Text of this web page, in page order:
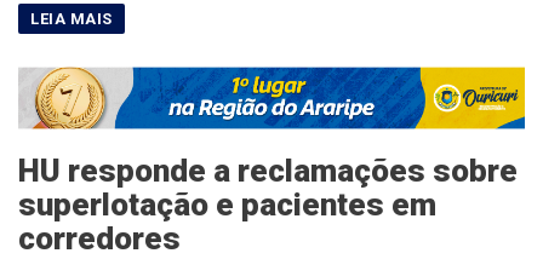
HU responde a reclamações sobre
superlotação e pacientes em
corredores